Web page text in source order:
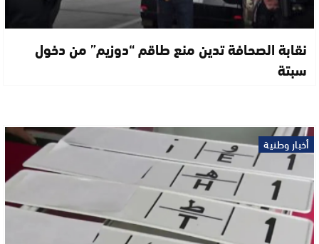
نقابة الصحافة تدين منع طاقم “دوزيم” من دخول
سبتة
أخبار وطنية